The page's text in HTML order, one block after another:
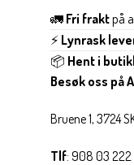
🚛 Fri fraktpå
⚡ Lynrask
📦 Hent i
Besøk oss på
Bruene 1, 3724
Tlf: 908 03 222